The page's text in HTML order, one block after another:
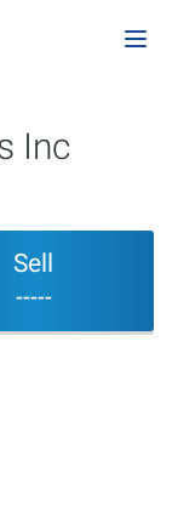
Inc
Sell
-----